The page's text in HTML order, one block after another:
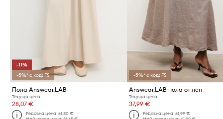
-11%
-5%* с код: FS
Пола Answear.LAB
Текуща цена:
28,07 €
Редовна цена:61,30 €
-5%* с код: FS
Answear.LAB пола от лен
Текуща цена:
37,99 €
Редовна цена: 61,99 €